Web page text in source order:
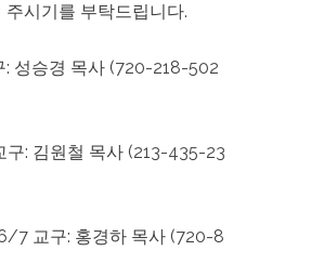
주시기를 부탁드립니다.
: 성승경 목사 (720-218-502
: 김원철 목사 (213-435-23
교구: 홍경하 목사 (720-8